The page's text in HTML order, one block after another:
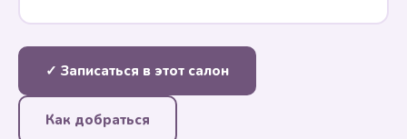
✓ Записаться в этот салон
Как добраться